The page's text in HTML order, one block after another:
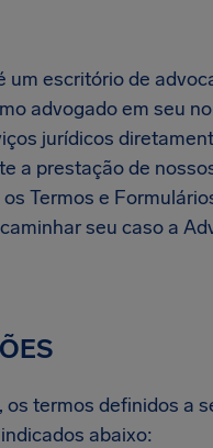
um escritório de
advogado em seu
jurídicos
a prestação de
Termos e
seu caso a
os termos definidos a
abaixo: